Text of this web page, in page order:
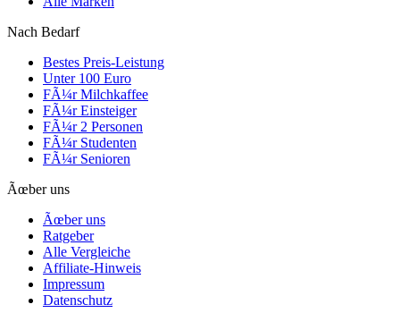
Nach Bedarf
Bestes Preis-Leistung
Unter 100 Euro
FÃ¼r Milchkaffee
FÃ¼r Einsteiger
FÃ¼r 2 Personen
FÃ¼r Studenten
FÃ¼r Senioren
Ãœber uns
Ãœber uns
Ratgeber
Alle Vergleiche
Affiliate-Hinweis
Impressum
Datenschutz